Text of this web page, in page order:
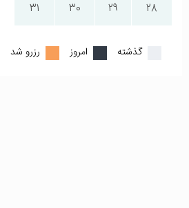
28
29
30
31
گذشته امروز رزرو شد